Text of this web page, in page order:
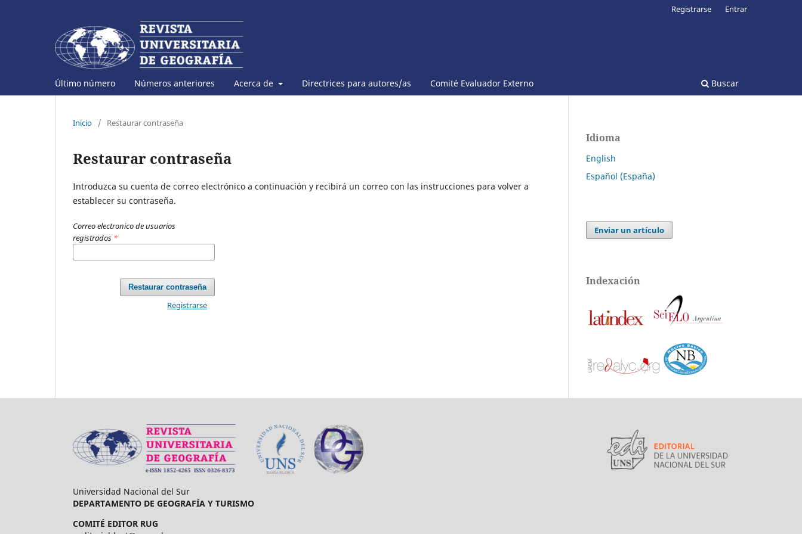
Último número Números anteriores Acerca de Directrices para autores/as Comité Evaluador Externo Buscar
Registrarse Entrar
Inicio / Restaurar contraseña
Restaurar contraseña
Introduzca su cuenta de correo electrónico a continuación y recibirá un correo con las instrucciones para volver a
establecer su contraseña.
Correo electronico de usuarios
registrados *
Restaurar contraseña
Registrarse
Idioma
English
Español (España)
Enviar un artículo
Indexación
Universidad Nacional del Sur
DEPARTAMENTO DE GEOGRAFÍA Y TURISMO
COMITÉ EDITOR RUG